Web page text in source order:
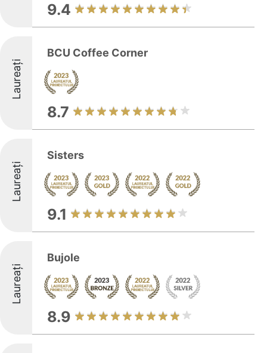
9.4
Laureați
BCU Coffee Corner
8.7
Laureați
Sisters
9.1
Laureați
Bujole
8.9